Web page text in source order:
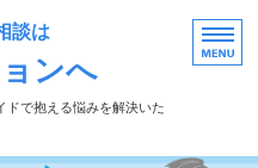
談は
ンへ
ドで抱える悩みを解決いた